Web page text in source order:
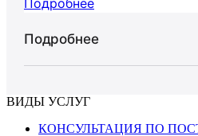
Подробнее
Подробнее
ВИДЫ УСЛУГ
КОНСУЛЬТАЦИЯ ПО